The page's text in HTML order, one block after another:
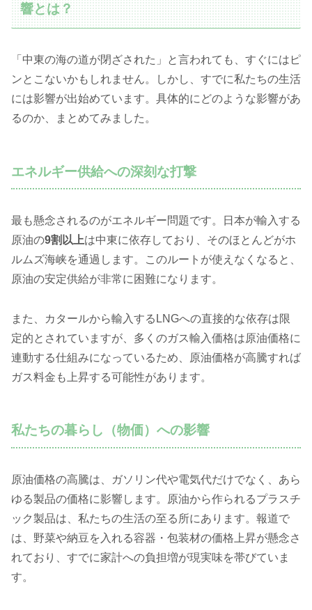
響とは？
「中東の海の道が閉ざされた」と言われても、すぐにはピ
ンとこないかもしれません。しかし、すでに私たちの生活
には影響が出始めています。具体的にどのような影響があ
るのか、まとめてみました。
エネルギー供給への深刻な打撃
最も懸念されるのがエネルギー問題です。日本が輸入する
原油の9割以上は中東に依存しており、そのほとんどがホ
ルムズ海峡を通過します。このルートが使えなくなると、
原油の安定供給が非常に困難になります。
また、カタールから輸入するLNGへの直接的な依存は限
定的とされていますが、多くのガス輸入価格は原油価格に
連動する仕組みになっているため、原油価格が高騰すれば
ガス料金も上昇する可能性があります。
私たちの暮らし（物価）への影響
原油価格の高騰は、ガソリン代や電気代だけでなく、あら
ゆる製品の価格に影響します。原油から作られるプラスチ
ック製品は、私たちの生活の至る所にあります。報道で
は、野菜や納豆を入れる容器・包装材の価格上昇が懸念さ
れており、すでに家計への負担増が現実味を帯びていま
す。